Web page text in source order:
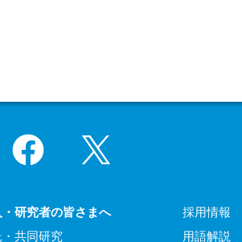
Facebook
研究者の皆さまへ
・共同研究
採用情報
用語解説